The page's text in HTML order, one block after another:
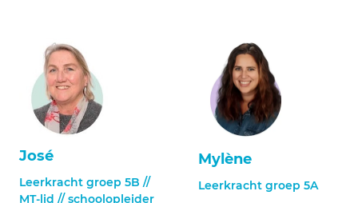
José
Leerkracht groep 5B //
MT-lid // schoolopleider
Mylène
Leerkracht groep 5A